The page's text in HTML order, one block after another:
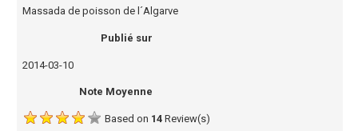
Massada de poisson de l´Algarve
Publié sur
2014-03-10
Note Moyenne
Based on 14 Review(s)